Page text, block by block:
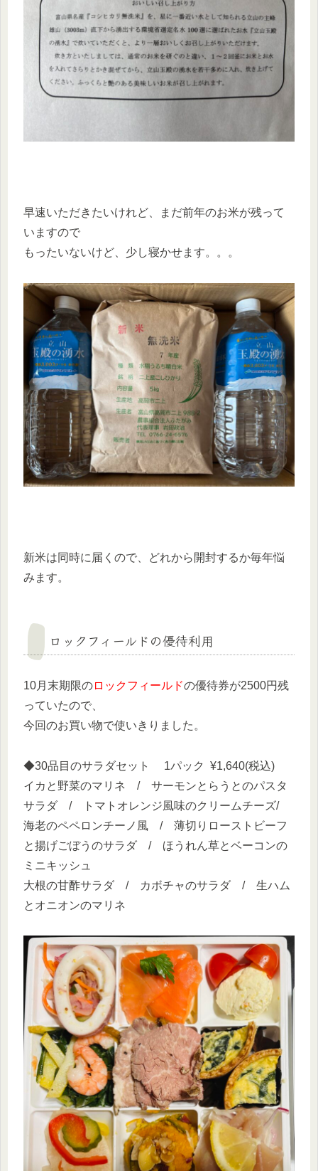
早速いただきたいけれど、まだ前年のお米が残って
いますので
もったいないけど、少し寝かせます。。。
新米は同時に届くので、どれから開封するか毎年悩
みます。
ロックフィールドの優待利用
10月末期限のロックフィールドの優待券が2500円残
っていたので、
今回のお買い物で使いきりました。
◆30品目のサラダセット 1パック ¥1,640(税込)
イカと野菜のマリネ / サーモンとらうとのパスタ
サラダ / トマトオレンジ風味のクリームチーズ/
海老のペペロンチーノ風 / 薄切りローストビーフ
と揚げごぼうのサラダ / ほうれん草とベーコンの
ミニキッシュ
大根の甘酢サラダ / カボチャのサラダ / 生ハム
とオニオンのマリネ